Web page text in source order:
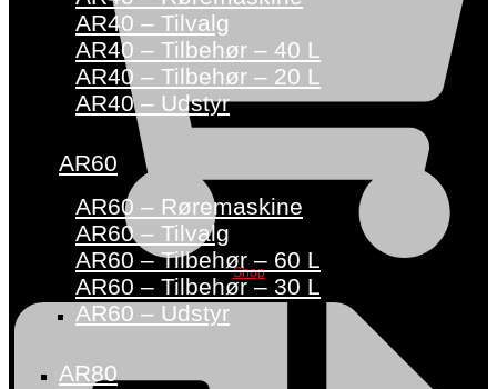
Shop
AR40 – Tilvalg
AR40 – Tilbehør – 40 L
AR40 – Tilbehør – 20 L
AR40 – Udstyr
AR60
AR60 – Røremaskine
AR60 – Tilvalg
AR60 – Tilbehør – 60 L
AR60 – Tilbehør – 30 L
AR60 – Udstyr
AR80